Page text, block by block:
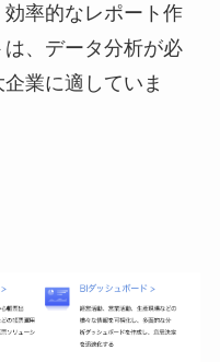
率的なレポート作
、データ分析が必
業に適していま